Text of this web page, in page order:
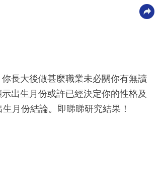
長大後做甚麼職業未必關你有無讀
出生月份或許已經決定你的性格及
月份結論。即睇睇研究結果！